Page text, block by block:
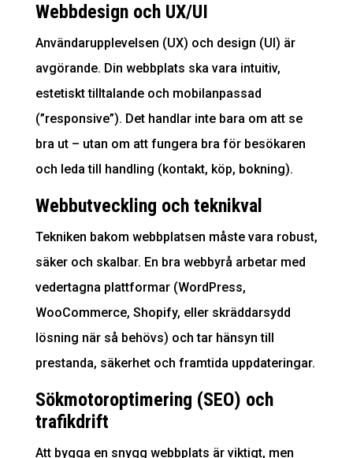
Webbdesign och UX/UI
Användarupplevelsen (UX) och design (UI) är
avgörande. Din webbplats ska vara intuitiv,
estetiskt tilltalande och mobilanpassad
(”responsive”). Det handlar inte bara om att se
bra ut – utan om att fungera bra för besökaren
och leda till handling (kontakt, köp, bokning).
Webbutveckling och teknikval
Tekniken bakom webbplatsen måste vara robust,
säker och skalbar. En bra webbyrå arbetar med
vedertagna plattformar (WordPress,
WooCommerce, Shopify, eller skräddarsydd
lösning när så behövs) och tar hänsyn till
prestanda, säkerhet och framtida uppdateringar.
Sökmotoroptimering (SEO) och
trafikdrift
Att bygga en snygg webbplats är viktigt, men